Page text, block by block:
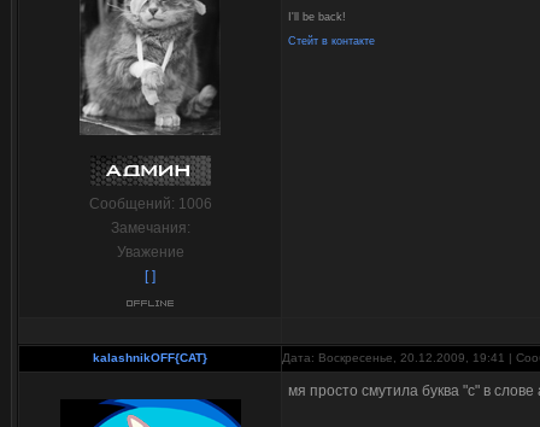
Сообщений: 1006
Замечания:
Уважение
[ ]
I'll be back!
Стейт в контакте
kalashnikOFF{CAT} Дата: Воскресенье, 20.12.2009, 19:41 |
мя просто смутила буква "с" в